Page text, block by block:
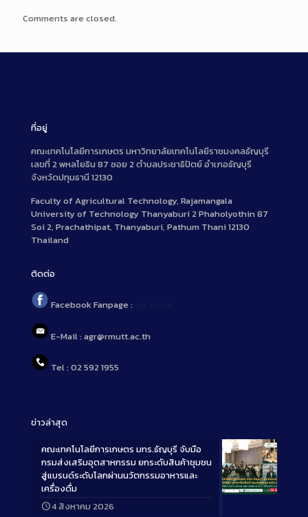
Comments are closed.
ที่อยู่
คณะเทคโนโลยีการเกษตร มหาวิทยาลัยเทคโนโลยีราชมงคลธัญบุรี
เลขที่ 2 พหลโยธิน 87 ซอย 2 ตำบลประชาธิปัตย์ อำเภอธัญบุรี
จังหวัดปทุมธานี 12130
Faculty of Agricultural Technology, Rajamangala
University of Technology Thanyaburi 2 Phaholyothin 87
Soi 2, Prachathipat, Thanyaburi, Pathum Thani 12130
Thailand
ติดต่อ
Facebook Fanpage :
E-Mail : agr@rmutt.ac.th
Tel : 02 592 1955
ข่าวล่าสุด
Long
คณะเทคโนโลยีการเกษตร มทร.ธัญบุรี จับมือ
กรมส่งเสริมอุตสาหกรรม ยกระดับสินค้าชุมชน
สู่แบรนด์ระดับโลกผ่านนวัตกรรมอาหารและ
เครื่องดื่ม
4 สิงหาคม 2026